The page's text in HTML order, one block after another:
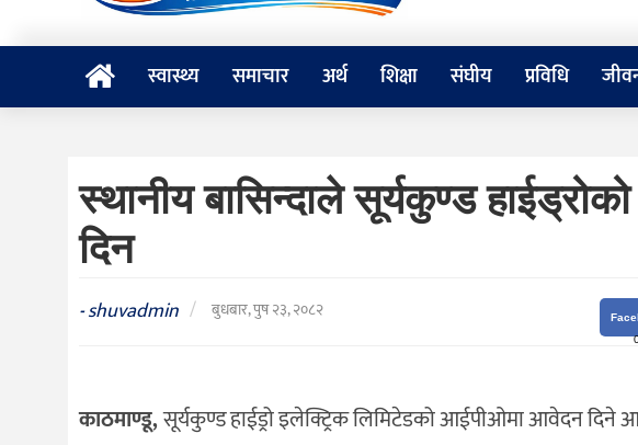
संघीय
जीवनशैली
संस्कृति
स्वास्थ्य समाचार अर्थ शिक्षा संघीय प्रविधि
स्थानीय बासिन्दाले सूर्यकुण्ड
दिन
-shuvadmin / बुधबार, पुष २३, २०८२
काठमाण्डू,सूर्यकुण्ड हाईड्रो इलेक्ट्रिक लिमिटेडको आईपीओमा आवेदन दिने